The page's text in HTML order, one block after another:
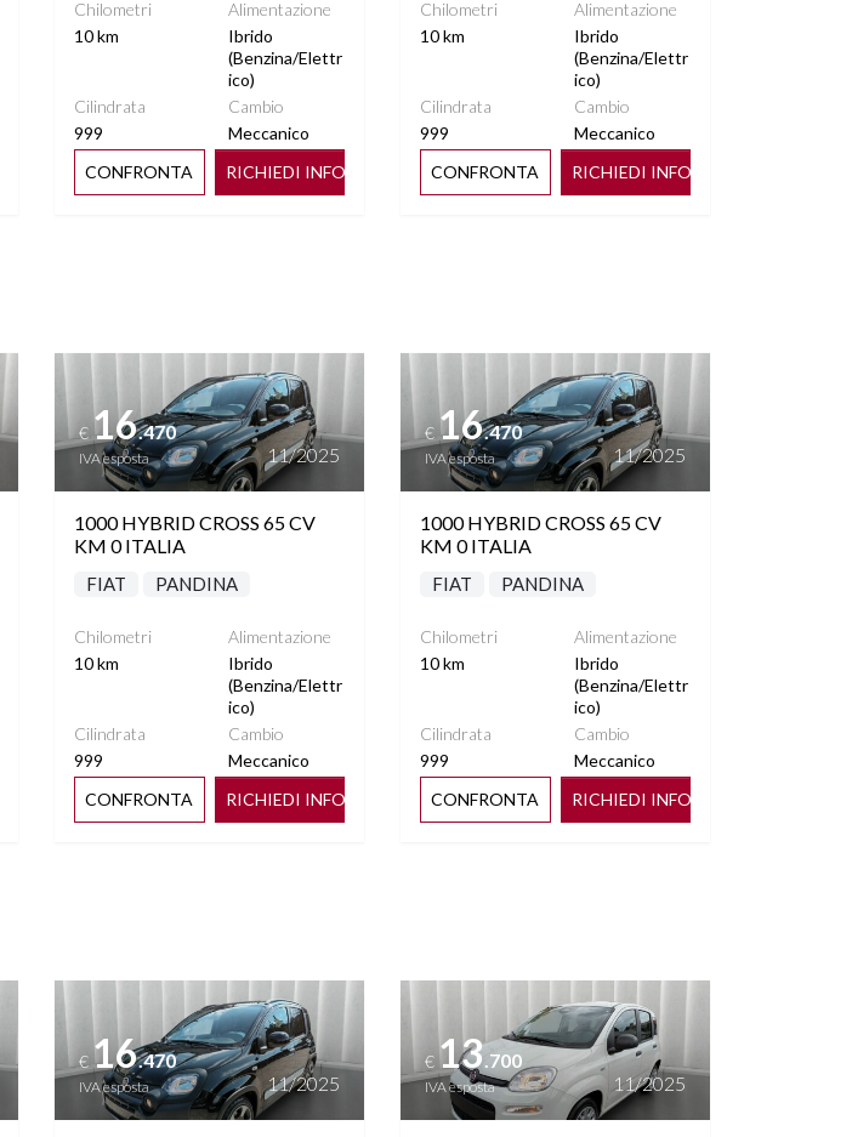
Chilometri
10 km
Alimentazione
Ibrido
(Benzina/Elettr
ico)
Cilindrata
999
Cambio
Meccanico
CONFRONTA
RICHIEDI INFO
Chilometri
10 km
Alimentazione
Ibrido
(Benzina/Elettr
ico)
Cilindrata
999
Cambio
Meccanico
CONFRONTA
RICHIEDI INFO
Vedi dettagli
€16.470
IVA esposta 11/2025
1000 HYBRID CROSS 65 CV
KM 0 ITALIA
FIAT PANDINA
Chilometri
10 km
Alimentazione
Ibrido
(Benzina/Elettr
ico)
Cilindrata
999
Cambio
Meccanico
CONFRONTA
RICHIEDI INFO
Vedi dettagli
€16.470
IVA esposta 11/2025
1000 HYBRID CROSS 65 CV
KM 0 ITALIA
FIAT PANDINA
Chilometri
10 km
Alimentazione
Ibrido
(Benzina/Elettr
ico)
Cilindrata
999
Cambio
Meccanico
CONFRONTA
RICHIEDI INFO
Vedi dettagli
€16.470
IVA esposta 11/2025
Vedi dettagli
€13 .700
IVA esposta 11/2025